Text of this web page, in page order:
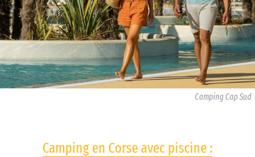
Camping Cap Sud
Camping en Corse avec piscine :